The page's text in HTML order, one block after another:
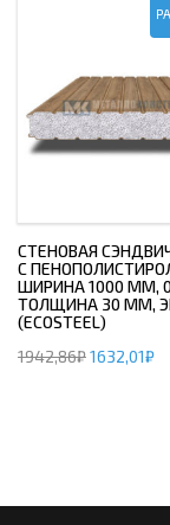
СТЕНОВАЯ
С
ШИРИНА 1000 ММ,
ТОЛЩИНА 30 ММ,
(ECOSTEEL)
1942,86₽1632,01₽